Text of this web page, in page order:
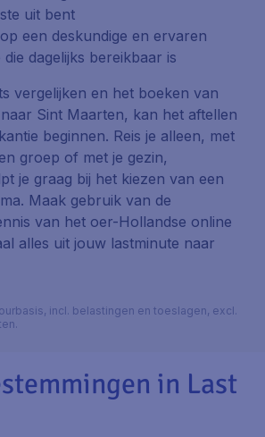
uit bent
een deskundige en ervaren
dagelijks bereikbaar is
vergelijken en het boeken van
Sint Maarten, kan het aftellen
beginnen. Reis je alleen, met
groep of met je gezin,
je graag bij het kiezen van een
Maak gebruik van de
van het oer-Hollandse online
alles uit jouw lastminute naar
incl. belastingen en toeslagen, excl.
in Last